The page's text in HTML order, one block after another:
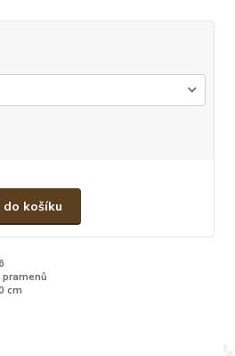
košíku
pramenů
cm